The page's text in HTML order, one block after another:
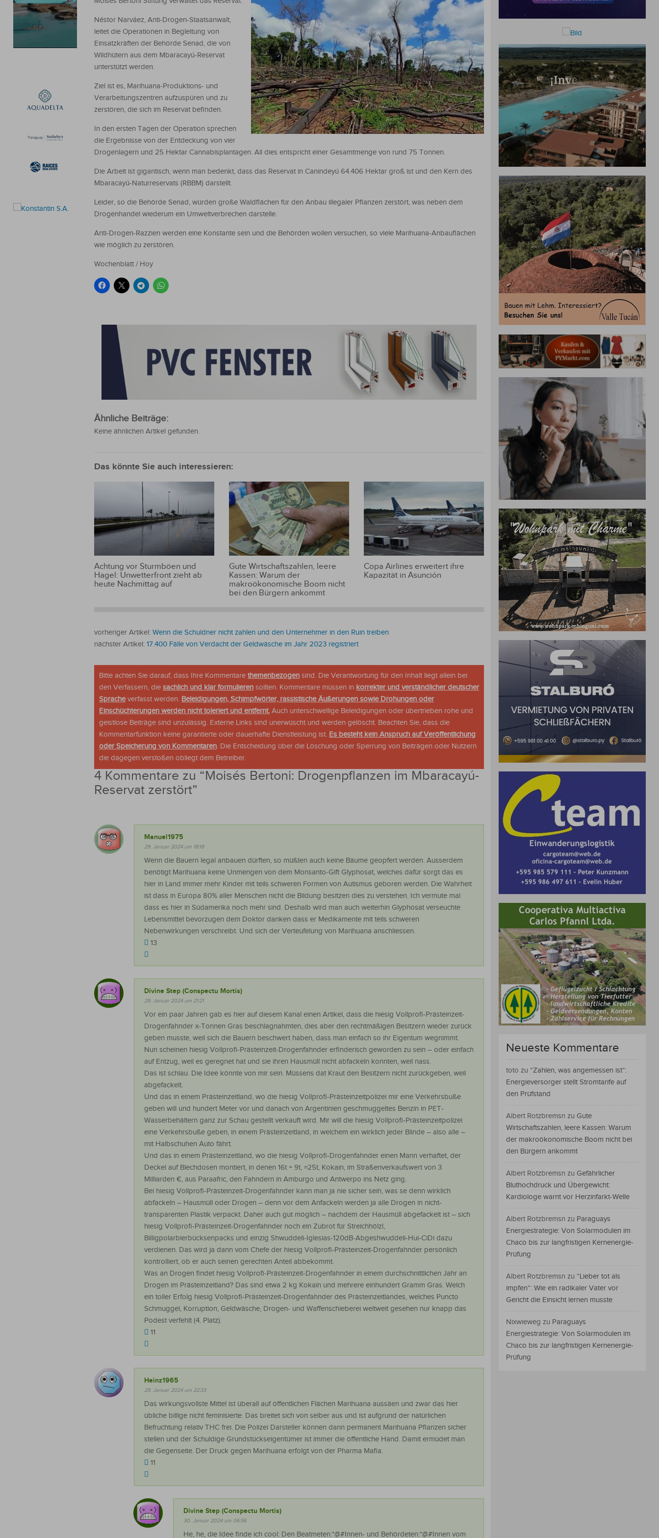
Néstor Narváez, Anti-Drogen-Staatsanwalt,
leitet die Operationen in Begleitung von
Einsatzkräften der Behörde Senad, die von
Wildhütern aus dem Mbaracayú-Reservat
unterstützt werden.
Ziel ist es, Marihuana-Produktions- und
Verarbeitungszentren aufzuspüren und zu
zerstören, die sich im Reservat befinden.
In den ersten Tagen der Operation sprechen
die Ergebnisse von der Entdeckung von vier
Drogenlagern und 25 Hektar Cannabisplantagen. All dies entspricht einer Gesamtmenge von rund 75 Tonnen.
Die Arbeit ist gigantisch, wenn man bedenkt, dass das Reservat in Canindeyú 64.406 Hektar groß ist und den Kern des
Mbaracayú-Naturreservats (RBBM) darstellt.
Leider, so die Behörde Senad, würden große Waldflächen für den Anbau illegaler Pflanzen zerstört, was neben dem
Drogenhandel wiederum ein Umweltverbrechen darstelle.
Anti-Drogen-Razzien werden eine Konstante sein und die Behörden wollen versuchen, so viele Marihuana-Anbauflächen
wie möglich zu zerstören.
Wochenblatt / Hoy
Ähnliche Beiträge:
Keine ähnlichen Artikel gefunden.
Das könnte Sie auch interessieren:
Achtung vor Sturmböen und
Hagel: Unwetterfront zieht ab
heute Nachmittag auf
Gute Wirtschaftszahlen, leere
Kassen: Warum der
makroökonomische Boom nicht
bei den Bürgern ankommt
Copa Airlines erweitert ihre
Kapazität in Asunción
vorheriger Artikel: Wenn die Schuldner nicht zahlen und den Unternehmer in den Ruin treiben
nächster Artikel: 17.400 Fälle von Verdacht der Geldwäsche im Jahr 2023 registriert
Bitte achten Sie darauf, dass Ihre Kommentare themenbezogen sind. Die Verantwortung für den Inhalt liegt allein bei
den Verfassern, die sachlich und klar formulieren sollten. Kommentare müssen in korrekter und verständlicher deutscher
Spracheverfasst werden. Beleidigungen, Schimpfwörter, rassistische Äußerungen sowie Drohungen oder
Einschüchterungen werden nicht toleriert und entfernt. Auch unterschwellige Beleidigungen oder übertrieben rohe und
geistlose Beiträge sind unzulässig. Externe Links sind unerwüscht und werden gelöscht. Beachten Sie, dass die
Kommentarfunktion keine garantierte oder dauerhafte Dienstleistung ist. Es besteht kein Anspruch auf Veröffentlichung
oder Speicherung von Kommentaren. Die Entscheidung über die Löschung oder Sperrung von Beiträgen oder Nutzern
die dagegen verstoßen obliegt dem Betreiber.
4 Kommentare zu “Moisés Bertoni: Drogenpflanzen im Mbaracayú-
Reservat zerstört”
Manuel1975
29. Januar 2024 um 18:18
Wenn die Bauern legal anbauen dürften, so müßten auch keine Bäume geopfert werden. Ausserdem
benötigt Marihuana keine Unmengen von dem Monsanto-Gift Glyphosat, welches dafür sorgt das es
hier in Land immer mehr Kinder mit teils schweren Formen von Autismus geboren werden. Die Wahrheit
ist dass in Europa 80% aller Menschen nicht die Bildung besitzen dies zu verstehen. Ich vermute mal
dass es hier in Südamerika noch mehr sind. Deshalb wird man auch weiterhin Glyphosat verseuchte
Lebensmittel bevorzugen dem Doktor danken dass er Medikamente mit teils schweren
Nebenwirkungen verschreibt. Und sich der Verteufelung von Marihuana anschliessen.
13
Divine Step (Conspectu Mortis)
29. Januar 2024 um 21:21
Vor ein paar Jahren gab es hier auf diesem Kanal einen Artikel, dass die hiesig Vollprofi-Prästeinzeit-
Drogenfahnder x-Tonnen Gras beschlagnahmten, dies aber den rechtmäßigen Besitzern wieder zurück
geben musste, weil sich die Bauern beschwert haben, dass man einfach so ihr Eigentum wegnimmt.
Nun scheinen hiesig Vollprofi-Prästeinzeit-Drogenfahnder erfinderisch geworden zu sein – oder einfach
auf Entzug, weil es geregnet hat und sie ihren Hausmüll nicht abfackeln konnten, weil nass.
Das ist schlau. Die Idee könnte von mir sein. Müssens dat Kraut den Besitzern nicht zurückgeben, weil
abgefackelt.
Und das in einem Prästeinzeitland, wo die hiesig Vollprofi-Prästeinzeitpolizei mir eine Verkehrsbuße
geben will und hundert Meter vor und danach von Argentinien geschmuggeltes Benzin in PET-
Wasserbehältern ganz zur Schau gestellt verkauft wird. Mir will die hiesig Vollprofi-Prästeinzeitpolizei
eine Verkehrsbuße geben, in einem Prästeinzeitland, in welchem ein wirklich jeder Blinde – also alle –
mit Halbschuhen Auto fährt.
Und das in einem Prästeinzeitland, wo die hiesig Vollprofi-Drogenfahnder einen Mann verhaftet, der
Deckel auf Blechdosen montiert, in denen 16t + 9t, =25t, Kokain, im Straßenverkaufswert von 3
Milliarden €, aus Paraafric, den Fahndern in Amburgo und Antwerpo ins Netz ging.
Bei hiesig Vollprofi-Prästeinzeit-Drogenfahnder kann man ja nie sicher sein, was se denn wirklich
abfackeln – Hausmüll oder Drogen – denn vor dem Anfackeln werden ja alle Drogen in nicht-
transparenten Plastik verpackt. Daher auch gut möglich – nachdem der Hausmüll abgefackelt ist – sich
hiesig Vollprofi-Prästeinzeit-Drogenfahnder noch ein Zubrot für Streichhölzl,
Billigpolarbierbücksenpacks und einzig Shwuddeli-Iglesias-120dB-Abgeshwuddeli-Hui-CiDi dazu
verdienen. Das wird ja dann vom Chefe der hiesig Vollprofi-Prästeinzeit-Drogenfahnder persönlich
kontrolliert, ob er auch seinen gerechten Anteil abbekommt.
Was an Drogen findet hiesig Vollprofi-Prästeinzeit-Drogenfahnder in einem durchschnittlichen Jahr an
Drogen im Prästeinzeitland? Das sind etwa 2 kg Kokain und mehrere einhundert Gramm Gras. Welch
ein toller Erfolg hiesig Vollprofi-Prästeinzeit-Drogenfahnder des Prästeinzeitlandes, welches Puncto
Schmuggel, Korruption, Geldwäsche, Drogen- und Waffenschieberei weltweit gesehen nur knapp das
Podest verfehlt (4. Platz).
11
Heinz1965
29. Januar 2024 um 22:33
Das wirkungsvollste Mittel ist überall auf öffentlichen Flächen Marihuana aussäen und zwar das hier
übliche billige nicht feminisierte. Das breitet sich von selber aus und ist aufgrund der natürlichen
Befruchtung relativ THC frei. Die Polizei Darsteller können dann permanent Marihuana Pflanzen sicher
stellen und der Schuldige Grundstückseigentümer ist immer die öffentliche Hand. Damit ermüdet man
die Gegenseite. Der Druck gegen Marihuana erfolgt von der Pharma Mafia.
11
Divine Step (Conspectu Mortis)
30. Januar 2024 um 06:56
He, he, die Idee finde ich cool: Den Beatmeten:*@#Innen- und Behördeten:*@#Innen vom
Neueste Kommentare
toto zu “Zahlen, was angemessen ist“:
Energieversorger stellt Stromtarife auf
den Prüfstand
Albert Rotzbremsn zu Gute
Wirtschaftszahlen, leere Kassen: Warum
der makroökonomische Boom nicht bei
den Bürgern ankommt
Albert Rotzbremsn zu Gefährlicher
Bluthochdruck und Übergewicht:
Kardiologe warnt vor Herzinfarkt-Welle
Albert Rotzbremsn zu Paraguays
Energiestrategie: Von Solarmodulen im
Chaco bis zur langfristigen Kernenergie-
Prüfung
Albert Rotzbremsn zu “Lieber tot als
impfen“: Wie ein radikaler Vater vor
Gericht die Einsicht lernen musste
Nixwieweg zu Paraguays
Energiestrategie: Von Solarmodulen im
Chaco bis zur langfristigen Kernenergie-
Prüfung